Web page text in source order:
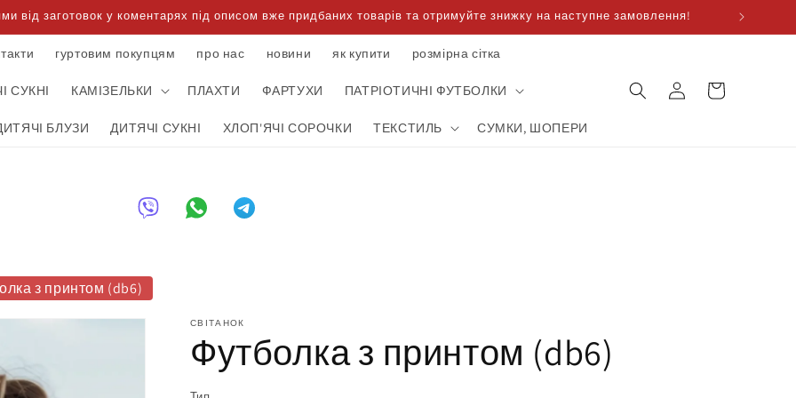
заготовок у коментарях під описом вже придбаних товарів та отримуйте знижку на наступне замовлення!
гуртовим покупцям про нас новини як купити розмірна сітка
СУКНІ КАМІЗЕЛЬКИ ПЛАХТИ ФАРТУХИ ПАТРІОТИЧНІ ФУТБОЛКИ
БЛУЗИ ДИТЯЧІ СУКНІ ХЛОП'ЯЧІ СОРОЧКИ ТЕКСТИЛЬ СУМКИ, ШОПЕРИ
увійти
для
з принтом (db6)
СВІТАНОК
Футболка з принтом (db6)